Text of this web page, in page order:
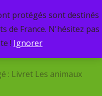
protégés sont destinés
de France. N'hésitez pas
! Ignorer
Menu
: Livret Les animaux